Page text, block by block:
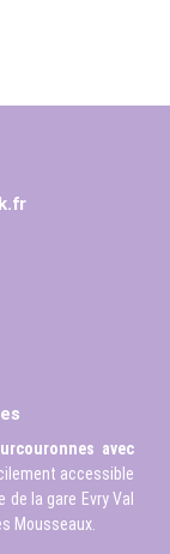
avec
accessible
la gare Evry Val
Mousseaux.